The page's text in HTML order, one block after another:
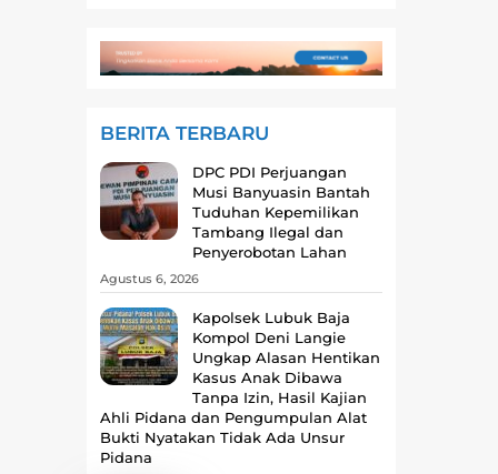
BERITA TERBARU
DPC PDI Perjuangan
Musi Banyuasin Bantah
Tuduhan Kepemilikan
Tambang Ilegal dan
Penyerobotan Lahan
Agustus 6, 2026
Kapolsek Lubuk Baja
Kompol Deni Langie
Ungkap Alasan Hentikan
Kasus Anak Dibawa
Tanpa Izin, Hasil Kajian
Ahli Pidana dan Pengumpulan Alat
Bukti Nyatakan Tidak Ada Unsur
Pidana